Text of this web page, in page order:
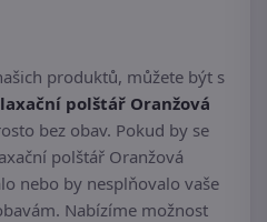
produktů, můžete být s
polštář Oranžová
bez obav. Pokud by se
polštář Oranžová
nebo by nesplňovalo vaše
Nabízíme možnost